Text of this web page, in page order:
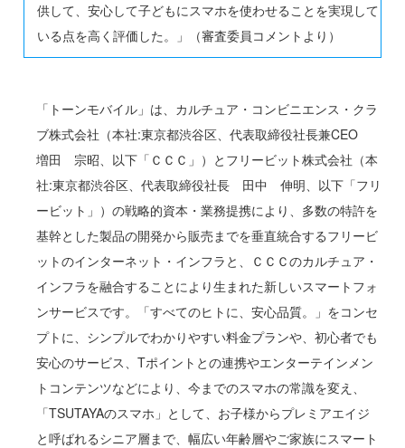
供して、安心して子どもにスマホを使わせることを実現して
いる点を高く評価した。」（審査委員コメントより）
「トーンモバイル」は、カルチュア・コンビニエンス・クラ
ブ株式会社（本社:東京都渋谷区、代表取締役社長兼CEO
増田 宗昭、以下「ＣＣＣ」）とフリービット株式会社（本
社:東京都渋谷区、代表取締役社長 田中 伸明、以下「フリ
ービット」）の戦略的資本・業務提携により、多数の特許を
基幹とした製品の開発から販売までを垂直統合するフリービ
ットのインターネット・インフラと、ＣＣＣのカルチュア・
インフラを融合することにより生まれた新しいスマートフォ
ンサービスです。「すべてのヒトに、安心品質。」をコンセ
プトに、シンプルでわかりやすい料金プランや、初心者でも
安心のサービス、Tポイントとの連携やエンターテインメン
トコンテンツなどにより、今までのスマホの常識を変え、
「TSUTAYAのスマホ」として、お子様からプレミアエイジ
と呼ばれるシニア層まで、幅広い年齢層やご家族にスマート